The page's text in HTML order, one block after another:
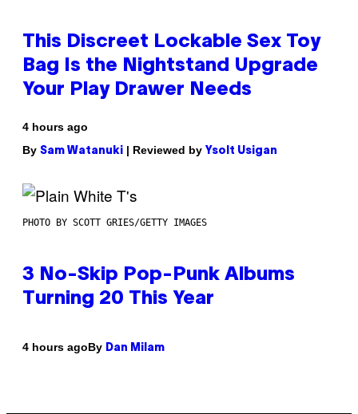
This Discreet Lockable Sex Toy
Bag Is the Nightstand Upgrade
Your Play Drawer Needs
4 hours ago
By Sam Watanuki | Reviewed by Ysolt Usigan
PHOTO BY SCOTT GRIES/GETTY IMAGES
3 No-Skip Pop-Punk Albums
Turning 20 This Year
4 hours agoBy Dan Milam